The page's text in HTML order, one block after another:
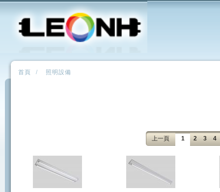
首頁 / 照明設備
上一頁 1 2 3 4